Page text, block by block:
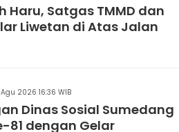
Haru, Satgas TMMD dan
Liwetan di Atas Jalan
2026 16:36 WIB
Dinas Sosial Sumedang
81 dengan Gelar